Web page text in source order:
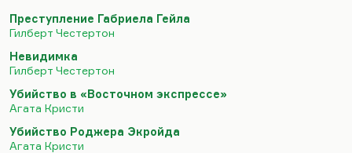
Восточном экспрессе» и «Убийство Роджера
Экройда». «Десять негритят» — это хороший
уровень. Кстати, я не рекомендую книги Кристи и
Честертона для изучения языка, потому что все-
таки они слишком сложны и путаны с
детективной интригой. Тогда читайте Конан
Дойла.
Преступление Габриела Гейла
Гилберт Честертон
Невидимка
Гилберт Честертон
Убийство в «Восточном экспрессе»
Агата Кристи
Убийство Роджера Экройда
Агата Кристи